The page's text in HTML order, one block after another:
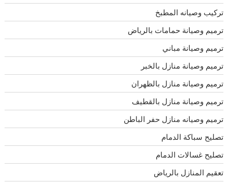
تركيب وصيانه المطبخ
ترميم وصيانة حمامات بالرياض
ترميم وصيانة مباني
ترميم وصيانة منازل بالخبر
ترميم وصيانة منازل بالظهران
ترميم وصيانة منازل بالقطيف
ترميم وصيانه منازل حفر الباطن
تصليح سباكة الدمام
تصليح غسالات الدمام
تعقيم المنازل بالرياض